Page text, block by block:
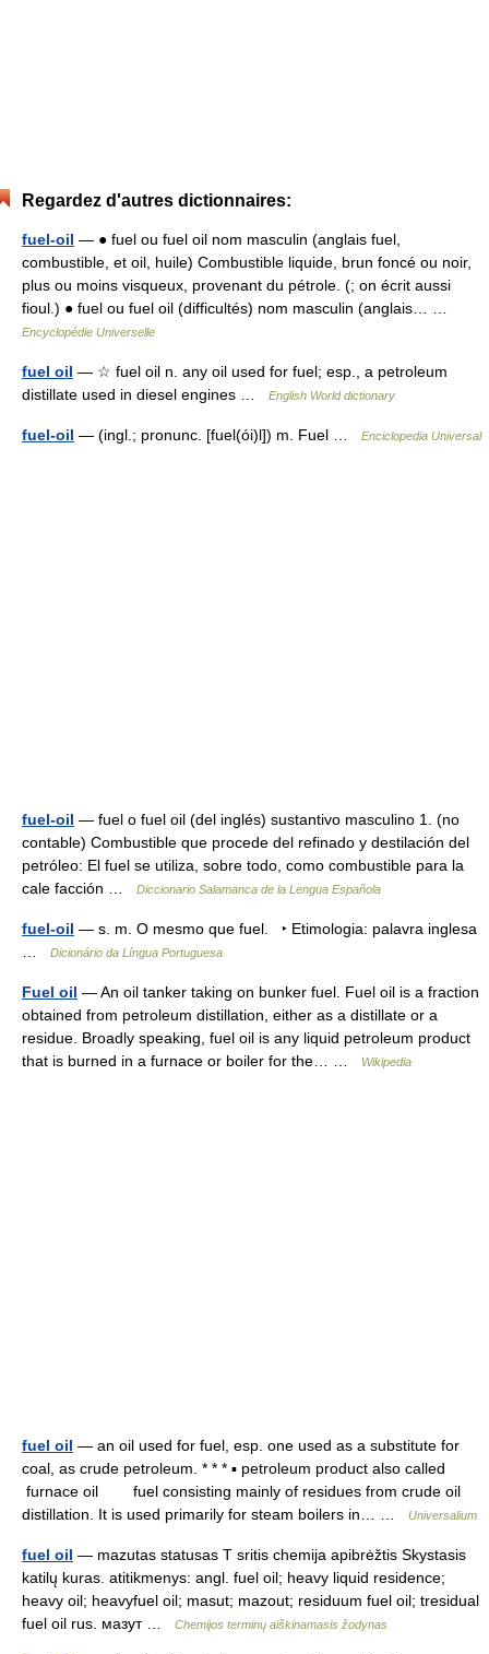
Regardez d'autres dictionnaires:
fuel-oil — ● fuel ou fuel oil nom masculin (anglais fuel,
combustible, et oil, huile) Combustible liquide, brun foncé ou noir,
plus ou moins visqueux, provenant du pétrole. (; on écrit aussi
fioul.) ● fuel ou fuel oil (difficultés) nom masculin (anglais… …
Encyclopédie Universelle
fuel oil — ☆ fuel oil n. any oil used for fuel; esp., a petroleum
distillate used in diesel engines …
English World dictionary
fuel-oil — (ingl.; pronunc. [fuel(ói)l]) m. Fuel … Enciclopedia Universal
fuel-oil — fuel o fuel oil (del inglés) sustantivo masculino 1. (no
contable) Combustible que procede del refinado y destilación del
petróleo: El fuel se utiliza, sobre todo, como combustible para la
cale facción …
Diccionario Salamanca de la Lengua Española
fuel-oil — s. m. O mesmo que fuel. ‣ Etimologia: palavra inglesa
…
Dicionário da Língua Portuguesa
Fuel oil — An oil tanker taking on bunker fuel. Fuel oil is a fraction
obtained from petroleum distillation, either as a distillate or a
residue. Broadly speaking, fuel oil is any liquid petroleum product
that is burned in a furnace or boiler for the… …
Wikipedia
fuel oil — an oil used for fuel, esp. one used as a substitute for
coal, as crude petroleum. * * * ▪ petroleum product also called
furnace oil fuel consisting mainly of residues from crude oil
distillation. It is used primarily for steam boilers in… …
Universalium
fuel oil — mazutas statusas T sritis chemija apibrėžtis Skystasis
katilų kuras. atitikmenys: angl. fuel oil; heavy liquid residence;
heavy oil; heavyfuel oil; masut; mazout; residuum fuel oil; tresidual
fuel oil rus. мазут …
Chemijos terminų aiškinamasis žodynas